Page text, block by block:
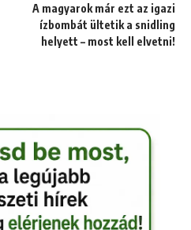
A magyarok már ezt az igazi
ízbombát ültetik a snidling
helyett – most kell elvetni!